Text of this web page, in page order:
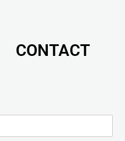
CONTACT